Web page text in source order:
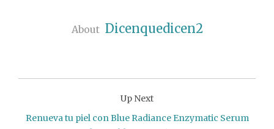
About Dicenquedicen2
Up Next
Renueva tu piel con Blue Radiance Enzymatic Serum